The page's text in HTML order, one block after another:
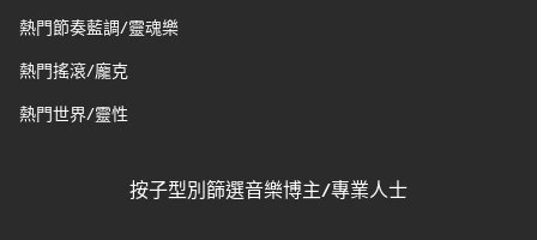
熱門節奏藍調/靈魂樂
熱門搖滾/龐克
熱門世界/靈性
按子型別篩選音樂博主/專業人士